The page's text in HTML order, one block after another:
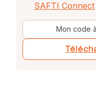
SAFTI Connect
Mon code